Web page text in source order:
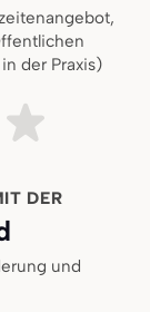
der Praxis)
Ziemlich zufrieden
DER
und